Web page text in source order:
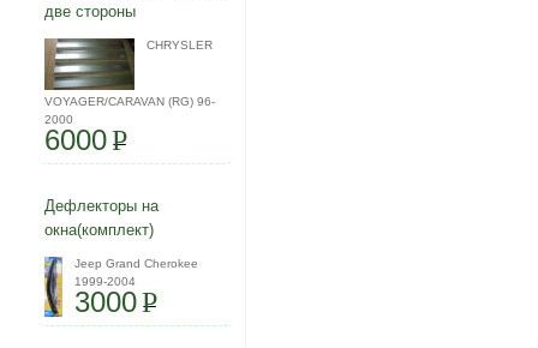
две стороны
CHRYSLER
VOYAGER/CARAVAN (RG) 96-
2000
6000P
Дефлекторы на
окна(комплект)
Jeep Grand Cherokee
1999-2004
3000P